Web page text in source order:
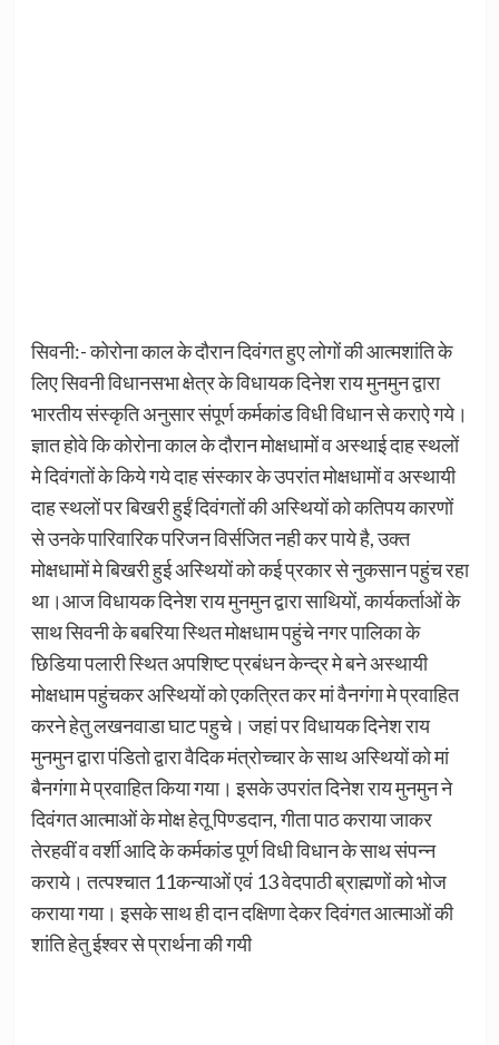
सिवनी:- कोरोना काल के दौरान दिवंगत हुए लोगों की आत्मशांति के
लिए सिवनी विधानसभा क्षेत्र के विधायक दिनेश राय मुनमुन द्वारा
भारतीय संस्कृति अनुसार संपूर्ण कर्मकांड विधी विधान से कराऐ गये।
ज्ञात होवे कि कोरोना काल के दौरान मोक्षधामों व अस्थाई दाह स्थलों
मे दिवंगतों के किये गये दाह संस्कार के उपरांत मोक्षधामों व अस्थायी
दाह स्थलों पर बिखरी हुईं दिवंगतों की अस्थियों को कतिपय कारणों
से उनके पारिवारिक परिजन विर्सजित नही कर पाये है, उक्त
मोक्षधामों मे बिखरी हुई अस्थियों को कई प्रकार से नुकसान पहुंच रहा
था।आज विधायक दिनेश राय मुनमुन द्वारा साथियों, कार्यकर्ताओं के
साथ सिवनी के बबरिया स्थित मोक्षधाम पहुंचे नगर पालिका के
छिडिया पलारी स्थित अपशिष्ट प्रबंधन केन्द्र मे बने अस्थायी
मोक्षधाम पहुंचकर अस्थियों को एकत्रित कर मां वैनगंगा मे प्रवाहित
करने हेतु लखनवाडा घाट पहुचे। जहां पर विधायक दिनेश राय
मुनमुन द्वारा पंडितो द्वारा वैदिक मंत्रोच्चार के साथ अस्थियों को मां
बैनगंगा मे प्रवाहित किया गया। इसके उपरांत दिनेश राय मुनमुन ने
दिवंगत आत्माओं के मोक्ष हेतू पिण्डदान, गीता पाठ कराया जाकर
तेरहवीं व वर्शी आदि के कर्मकांड पूर्ण विधी विधान के साथ संपन्न
कराये। तत्पश्चात 11कन्याओं एवं 13 वेदपाठी ब्राह्मणों को भोज
कराया गया। इसके साथ ही दान दक्षिणा देकर दिवंगत आत्माओं की
शांति हेतु ईश्वर से प्रार्थना की गयी